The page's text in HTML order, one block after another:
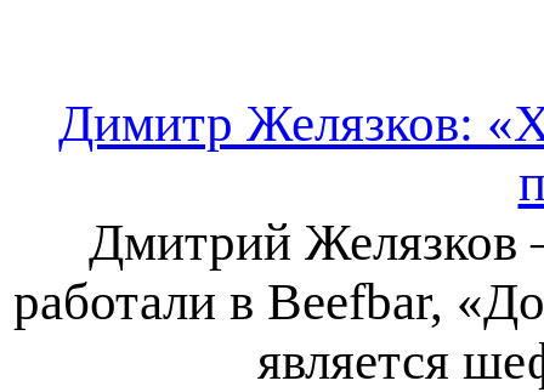
Димитр Желязков:
Дмитрий Желязков
работали в Beefbar,
является